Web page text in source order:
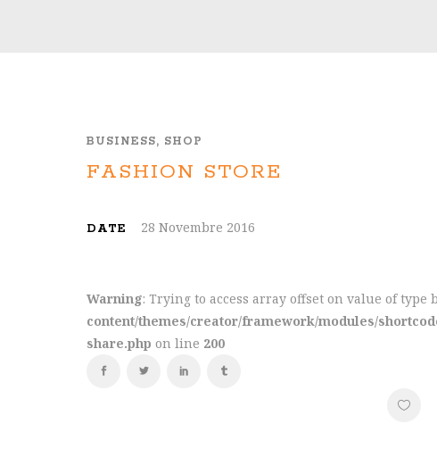
BUSINESS, SHOP
FASHION STORE
DATE 28 Novembre 2016
Warning: Trying to access array offset on value of type
content/themes/creator/framework/modules/
share.php on line 200